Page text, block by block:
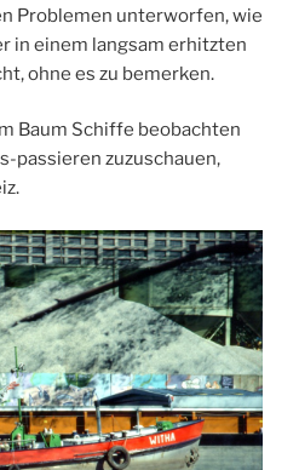
Problemen unterworfen, wie
in einem langsam erhitzten
ohne es zu bemerken.
Baum Schiffe beobachten
passieren zuzuschauen,